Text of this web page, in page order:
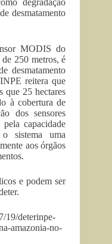
degradação
desmatamento
MODIS do
250 metros, é
desmatamento
reitera que
que 25 hectares
à cobertura de
dos sensores
capacidade
sistema uma
aos órgãos
e podem ser
19/deterinpe-
amazonia-no-